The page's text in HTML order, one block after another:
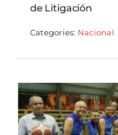
de Litigación
Categories: Nacional